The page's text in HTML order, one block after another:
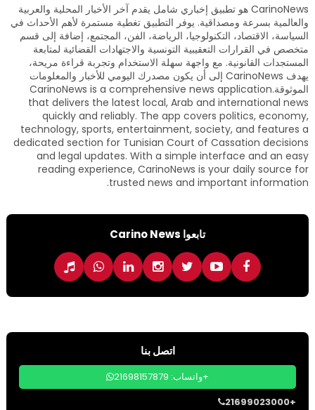
CarinoNews هو تطبيق إخباري شامل يقدم آخر الأخبار المحلية والعربية
والعالمية بسرعة ومصداقية. يوفر التطبيق تغطية مستمرة لأهم الأحداث في
السياسة، الاقتصاد، التكنولوجيا، الرياضة، الفن، المجتمع، إضافة إلى قسم
متخصص في القرارات التعقيبية التونسية والاجتهادات القضائية لمتابعة
المستجدات القانونية. مع واجهة سهلة الاستخدام وتجربة قراءة مريحة،
يهدف CarinoNews إلى أن يكون مصدرك اليومي للأخبار والمعلومات
الموثوقة.CarinoNews is a comprehensive news application
that delivers the latest local, Arab and international news
quickly and reliably. The app covers politics, economy,
technology, sports, entertainment, society, and features a
dedicated section for Tunisian Court of Cassation decisions
and legal updates. With a simple interface and an easy
reading experience, CarinoNews is your daily source for
trusted news and important information.
تابعوا Carino News
اتصل بنا
واتساب: 21698157879+
21699023000+